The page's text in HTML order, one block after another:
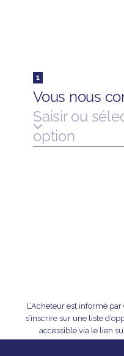
L’Acheteur est informé
s’inscrire sur une liste
accessible via le lien